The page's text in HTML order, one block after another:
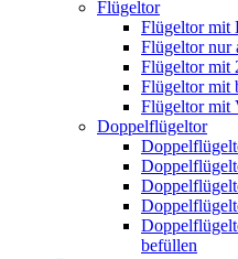
Flügeltor
Flügeltor mit
Flügeltor nur
Flügeltor mit
Flügeltor mit
Flügeltor mit
Doppelflügeltor
befüllen